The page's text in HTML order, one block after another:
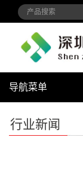
导航菜单
行业新闻